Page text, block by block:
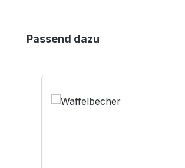
Produktgalerie überspringen
Passend dazu